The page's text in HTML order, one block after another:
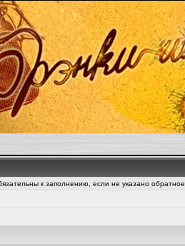
к заполнению, если не указано обратное